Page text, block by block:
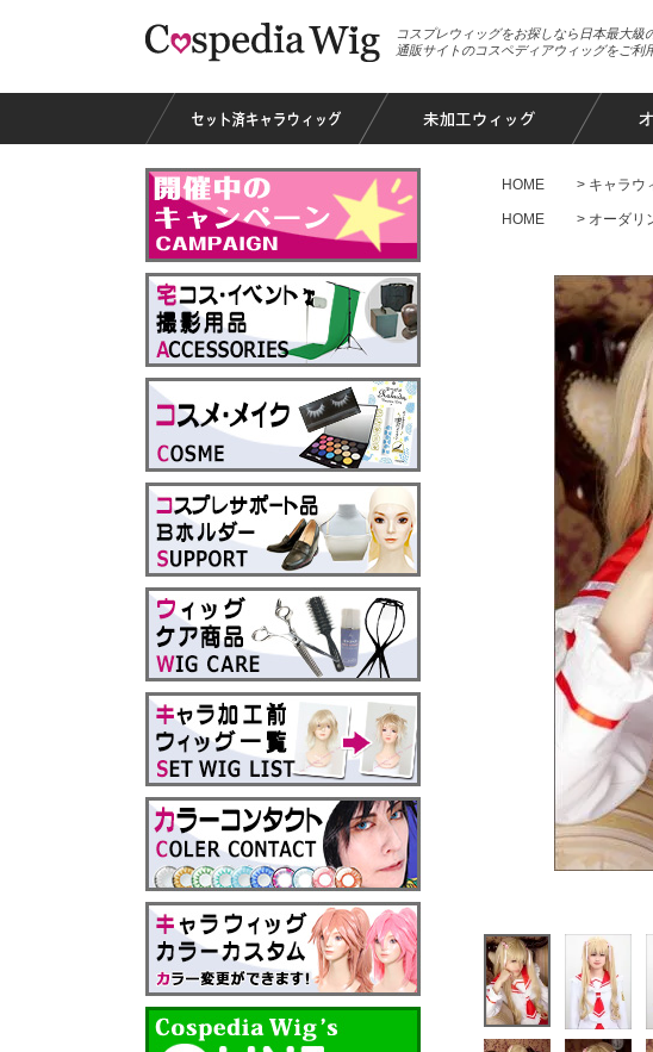
コスプレウィッグをお探しなら日本最大級
通販サイトのコスペディアウィッグをご利
HOME キャラウ
HOME オーダリ